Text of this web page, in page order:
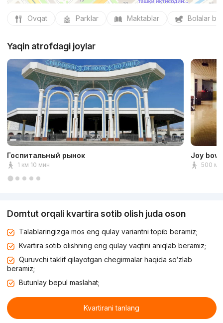
Ovqat Parklar Maktablar Bolalar
Yaqin atrofdagi joylar
Госпитальный рынок
1 км 10 мин
Joy
500 м
Domtut orqali kvartira sotib olish juda oson
Talablaringizga mos eng qulay variantni topib beramiz;
Kvartira sotib olishning eng qulay vaqtini aniqlab beramiz;
Quruvchi taklif qilayotgan chegirmalar haqida so‘zlab
beramiz;
Butunlay bepul maslahat;
Kvartirani tanlang